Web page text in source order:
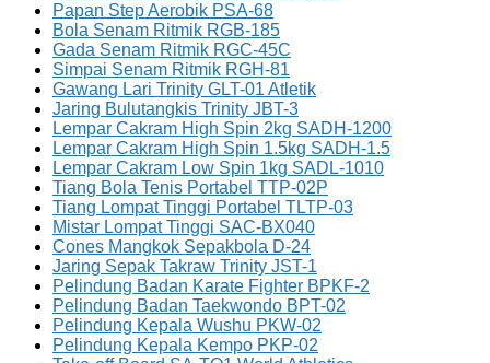
Papan Step Aerobik PSA-68
Bola Senam Ritmik RGB-185
Gada Senam Ritmik RGC-45C
Simpai Senam Ritmik RGH-81
Gawang Lari Trinity GLT-01 Atletik
Jaring Bulutangkis Trinity JBT-3
Lempar Cakram High Spin 2kg SADH-1200
Lempar Cakram High Spin 1.5kg SADH-1.5
Lempar Cakram Low Spin 1kg SADL-1010
Tiang Bola Tenis Portabel TTP-02P
Tiang Lompat Tinggi Portabel TLTP-03
Mistar Lompat Tinggi SAC-BX040
Cones Mangkok Sepakbola D-24
Jaring Sepak Takraw Trinity JST-1
Pelindung Badan Karate Fighter BPKF-2
Pelindung Badan Taekwondo BPT-02
Pelindung Kepala Wushu PKW-02
Pelindung Kepala Kempo PKP-02